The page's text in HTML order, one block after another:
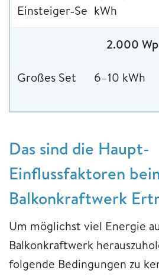
Einsteiger‑Set kWh
2.000 Wp
Großes Set 6–10 kWh
Das sind die Haupt-
Einflussfaktoren
Balkonkraftwerk
Um möglichst viel Energie
Balkonkraftwerk
folgende Bedingungen zu